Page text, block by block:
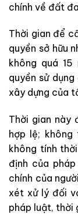
chính về đất
Thời gian để
quyền sở hữu
không quá 15
quyền sử
xây dựng của
Thời gian này
hợp lệ;
không tính
định của
chính của
xét xử lý đối
pháp luật, thời